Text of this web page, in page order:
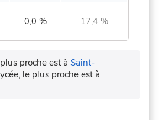
0,0 % 17,4 %
proche est àSaint-
le plus proche est à